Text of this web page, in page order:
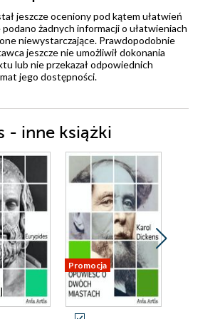
jeszcze oceniony pod kątem ułatwień
żadnych informacji o ułatwieniach
niewystarczające. Prawdopodobnie
jeszcze nie umożliwił dokonania
lub nie przekazał odpowiednich
jego dostępności.
- inne książki
Promocja